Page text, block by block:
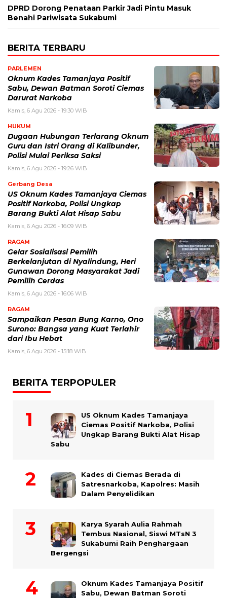
DPRD Dorong Penataan Parkir Jadi Pintu Masuk
Benahi Pariwisata Sukabumi
BERITA TERBARU
PARLEMEN
Oknum Kades Tamanjaya Positif
Sabu, Dewan Batman Soroti Ciemas
Darurat Narkoba
Kamis, 6 Agu 2026 - 19:30 WIB
HUKUM
Dugaan Hubungan Terlarang Oknum
Guru dan Istri Orang di Kalibunder,
Polisi Mulai Periksa Saksi
Kamis, 6 Agu 2026 - 19:26 WIB
Gerbang Desa
US Oknum Kades Tamanjaya Ciemas
Positif Narkoba, Polisi Ungkap
Barang Bukti Alat Hisap Sabu
Kamis, 6 Agu 2026 - 16:09 WIB
RAGAM
Gelar Sosialisasi Pemilih
Berkelanjutan di Nyalindung, Heri
Gunawan Dorong Masyarakat Jadi
Pemilih Cerdas
Kamis, 6 Agu 2026 - 16:06 WIB
RAGAM
Sampaikan Pesan Bung Karno, Ono
Surono: Bangsa yang Kuat Terlahir
dari Ibu Hebat
Kamis, 6 Agu 2026 - 15:18 WIB
BERITA TERPOPULER
US Oknum Kades Tamanjaya
Ciemas Positif Narkoba, Polisi
Ungkap Barang Bukti Alat Hisap
Sabu
Kades di Ciemas Berada di
Satresnarkoba, Kapolres: Masih
Dalam Penyelidikan
Karya Syarah Aulia Rahmah
Tembus Nasional, Siswi MTsN 3
Sukabumi Raih Penghargaan
Bergengsi
Oknum Kades Tamanjaya Positif
Sabu, Dewan Batman Soroti